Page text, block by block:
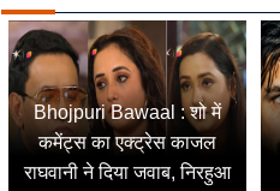
Bhojpuri Bawaal : शो में
कमेंट्स का एक्ट्रेस काजल
राघवानी ने दिया जवाब, निरहुआ